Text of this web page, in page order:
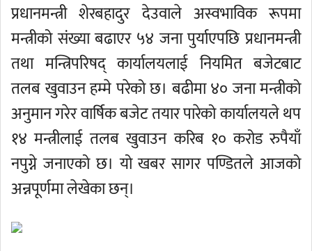
प्रधानमन्त्री शेरबहादुर देउवाले अस्वभाविक रूपमा
मन्त्रीको संख्या बढाएर ५४ जना पुर्याएपछि प्रधानमन्त्री
तथा मन्त्रिपरिषद् कार्यालयलाई नियमित बजेटबाट
तलब खुवाउन हम्मे परेको छ। बढीमा ४० जना मन्त्रीको
अनुमान गरेर वार्षिक बजेट तयार पारेको कार्यालयले थप
१४ मन्त्रीलाई तलब खुवाउन करिब १० करोड रुपैयाँ
नपुग्ने जनाएको छ। यो खबर सागर पण्डितले आजको
अन्नपूर्णमा लेखेका छन्।